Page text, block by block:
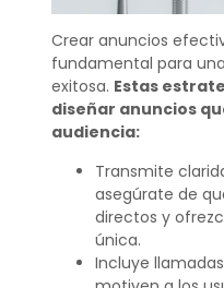
Crear anuncios
fundamental para
exitosa. Estas
diseñar anuncios
audiencia:
Transmite
asegúrate de
directos y
única.
Incluye